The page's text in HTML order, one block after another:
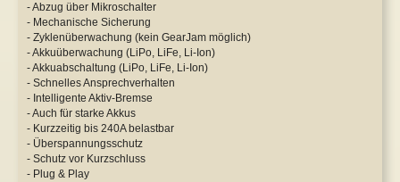
- Abzug über Mikroschalter
- Mechanische Sicherung
- Zyklenüberwachung (kein GearJam möglich)
- Akkuüberwachung (LiPo, LiFe, Li-Ion)
- Akkuabschaltung (LiPo, LiFe, Li-Ion)
- Schnelles Ansprechverhalten
- Intelligente Aktiv-Bremse
- Auch für starke Akkus
- Kurzzeitig bis 240A belastbar
- Überspannungsschutz
- Schutz vor Kurzschluss
- Plug & Play